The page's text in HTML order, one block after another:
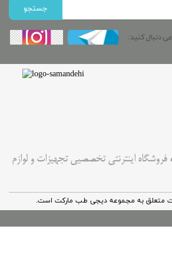
فروشگاه اینترنتی تخصصیی تجهیزات و لوازم
متعلق به مجموعه دیجی طب مارکت است.
جستجو
دنبال کنید: